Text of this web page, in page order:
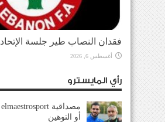
فقدان النصاب طير جلسة الإتحاد
أغسطس 6, 2026
رأي المايسترو
أو التوهين